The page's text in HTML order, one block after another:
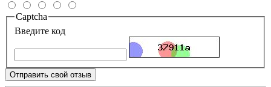
Captcha
Введите код
Отправить свой отзыв